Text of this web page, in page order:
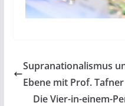
Supranationalismus
Ebene mit Prof. Tafner
Die Vier-in-einem-